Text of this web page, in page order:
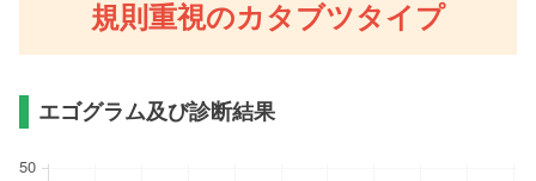
規則重視のカタブツタイプ
エゴグラム及び診断結果